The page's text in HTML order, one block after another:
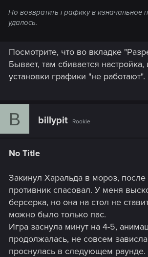
Но возвратить графику в изначальное
удалось.
Посмотрите, что во вкладке
Бывает, там сбивается
установки графики "не работают".
B billypit Rookie
No Title
Закинул Харальда в мороз, после
противник спасовал. У меня
берсерка, но она на стол не
можно было только пас.
Игра заснула минут на 4-5,
продолжалась, не совсем
проснулась в следующем раунде.